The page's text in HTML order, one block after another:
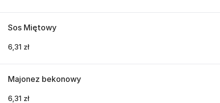
Sos Miętowy
6,31 zł
Majonez bekonowy
6,31 zł